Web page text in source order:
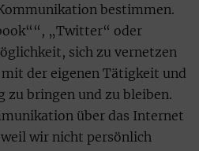
bestimmen.
„Twitter“ oder
sich zu vernetzen
der eigenen Tätigkeit und
zu bringen und zu bleiben.
über das Internet
wir nicht persönlich